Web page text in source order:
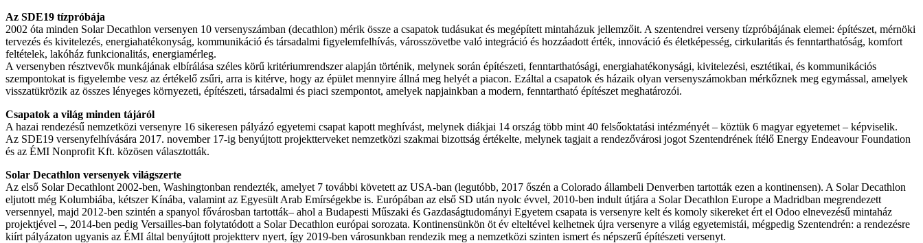
Az SDE19 tízpróbája
2002 óta minden Solar Decathlon versenyen 10 versenyszámban (decathlon) mérik össze a csapatok tudásukat és megépített mintaházuk jellemzőit. A szentendrei verseny tízpróbájának elemei: építészet, mérnöki
tervezés és kivitelezés, energiahatékonyság, kommunikáció és társadalmi figyelemfelhívás, városszövetbe való integráció és hozzáadott érték, innováció és életképesség, cirkularitás és fenntarthatóság, komfort
feltételek, lakóház funkcionalitás, energiamérleg.
A versenyben résztvevők munkájának elbírálása széles körű kritériumrendszer alapján történik, melynek során építészeti, fenntarthatósági, energiahatékonysági, kivitelezési, esztétikai, és kommunikációs
szempontokat is figyelembe vesz az értékelő zsűri, arra is kitérve, hogy az épület mennyire állná meg helyét a piacon. Ezáltal a csapatok és házaik olyan versenyszámokban mérkőznek meg egymással, amelyek
visszatükrözik az összes lényeges környezeti, építészeti, társadalmi és piaci szempontot, amelyek napjainkban a modern, fenntartható építészet meghatározói.
Csapatok a világ minden tájáról
A hazai rendezésű nemzetközi versenyre 16 sikeresen pályázó egyetemi csapat kapott meghívást, melynek diákjai 14 ország több mint 40 felsőoktatási intézményét – köztük 6 magyar egyetemet – képviselik.
Az SDE19 versenyfelhívására 2017. november 17-ig benyújtott projektterveket nemzetközi szakmai bizottság értékelte, melynek tagjait a rendezővárosi jogot Szentendrének ítélő Energy Endeavour Foundation
és az ÉMI Nonprofit Kft. közösen választották.
Solar Decathlon versenyek világszerte
Az első Solar Decathlont 2002-ben, Washingtonban rendezték, amelyet 7 további követett az USA-ban (legutóbb, 2017 őszén a Colorado állambeli Denverben tartották ezen a kontinensen). A Solar Decathlon
eljutott még Kolumbiába, kétszer Kínába, valamint az Egyesült Arab Emírségekbe is. Európában az első SD után nyolc évvel, 2010-ben indult útjára a Solar Decathlon Europe a Madridban megrendezett
versennyel, majd 2012-ben szintén a spanyol fővárosban tartották– ahol a Budapesti Műszaki és Gazdaságtudományi Egyetem csapata is versenyre kelt és komoly sikereket ért el Odoo elnevezésű mintaház
projektjével –, 2014-ben pedig Versailles-ban folytatódott a Solar Decathlon európai sorozata. Kontinensünkön öt év elteltével kelhetnek újra versenyre a világ egyetemistái, mégpedig Szentendrén: a rendezésre
kiírt pályázaton ugyanis az ÉMI által benyújtott projektterv nyert, így 2019-ben városunkban rendezik meg a nemzetközi szinten ismert és népszerű építészeti versenyt.